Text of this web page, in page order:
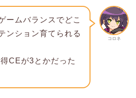
コロネ
ームバランスでどこ
ンション育てられる
CEが3とかだった